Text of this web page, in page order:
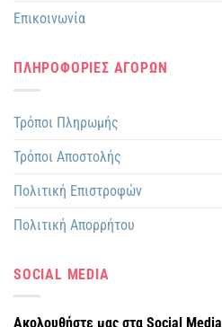
Επικοινωνία
ΠΛΗΡΟΦΟΡΙΕΣ ΑΓΟΡΩΝ
Τρόποι Πληρωμής
Τρόποι Αποστολής
Πολιτική Επιστροφών
Πολιτική Απορρήτου
SOCIAL MEDIA
Ακολουθήστε μας στα Social Media